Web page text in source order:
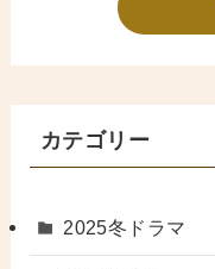
カテゴリー
2025冬ドラマ